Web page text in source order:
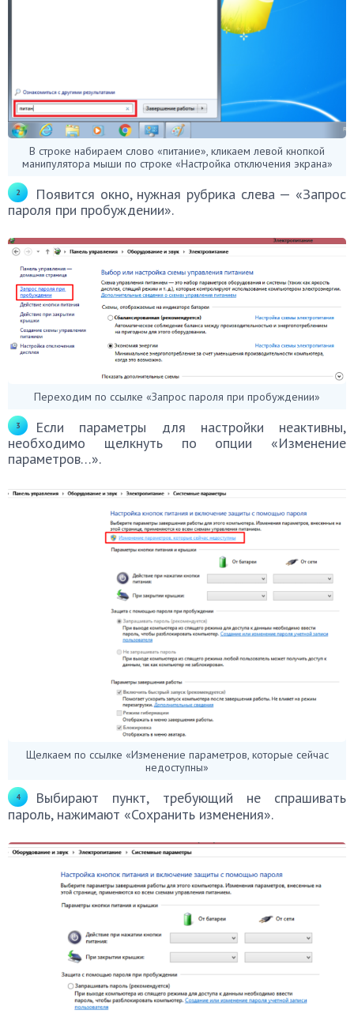
В строке набираем слово «питание», кликаем левой кнопкой
манипулятора мыши по строке «Настройка отключения экрана»
Появится окно, нужная рубрика слева — «Запрос
пароля при пробуждении».
Переходим по ссылке «Запрос пароля при пробуждении»
Если параметры для настройки неактивны,
необходимо щелкнуть по опции «Изменение
параметров…».
Щелкаем по ссылке «Изменение параметров, которые сейчас
недоступны»
Выбирают пункт, требующий не спрашивать
пароль, нажимают «Сохранить изменения».